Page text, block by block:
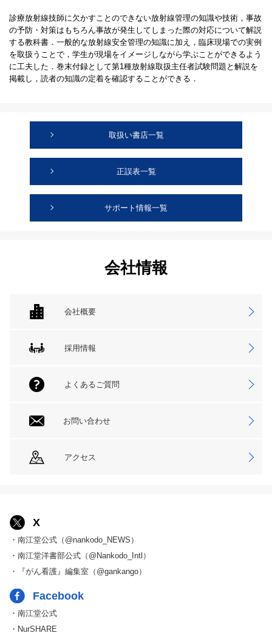
診療放射線技師に欠かすことのできない放射線管理の知識や技術，事故
の予防・対策はもちろん事故が発生してしまった際の対応について解説
する教科書．一般的な放射線安全管理の知識に加え，臨床現場での実例
を取扱うことで，学生が現場をイメージしながら学ぶことができるよう
に工夫した．巻末付録として第1種放射線取扱主任者試験問題と解説を
掲載し，読者の知識の定着を確認することができる．
取扱い書店一覧
正誤表一覧
サポート情報一覧
会社情報
会社概要
採用情報
よくあるご質問
お問い合わせ
アクセス
X
・南江堂公式（@nankodo_NEWS）
・南江堂洋書部公式（@Nankodo_Intl）
・『がん看護』編集室（@gankango）
Facebook
・南江堂公式
・NurSHARE